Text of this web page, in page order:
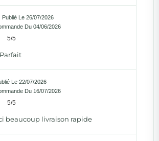
Publié Le 26/07/2026
Du 04/06/2026
5/5
Le 22/07/2026
Du 16/07/2026
5/5
beaucoup livraison rapide